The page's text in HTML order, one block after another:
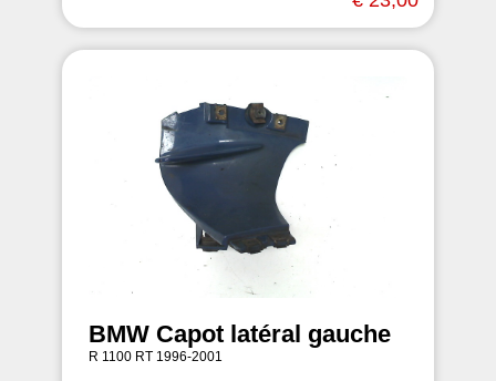
BMW Capot latéral gauche
R 1100 RT 1996-2001